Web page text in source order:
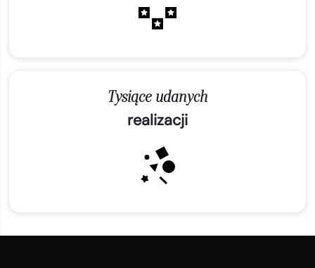
Tysiące udanych
realizacji